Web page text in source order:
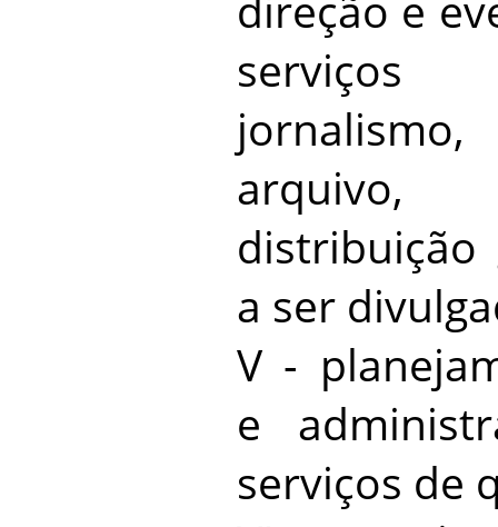
arquivo,
a ser
V -
e
serviços de